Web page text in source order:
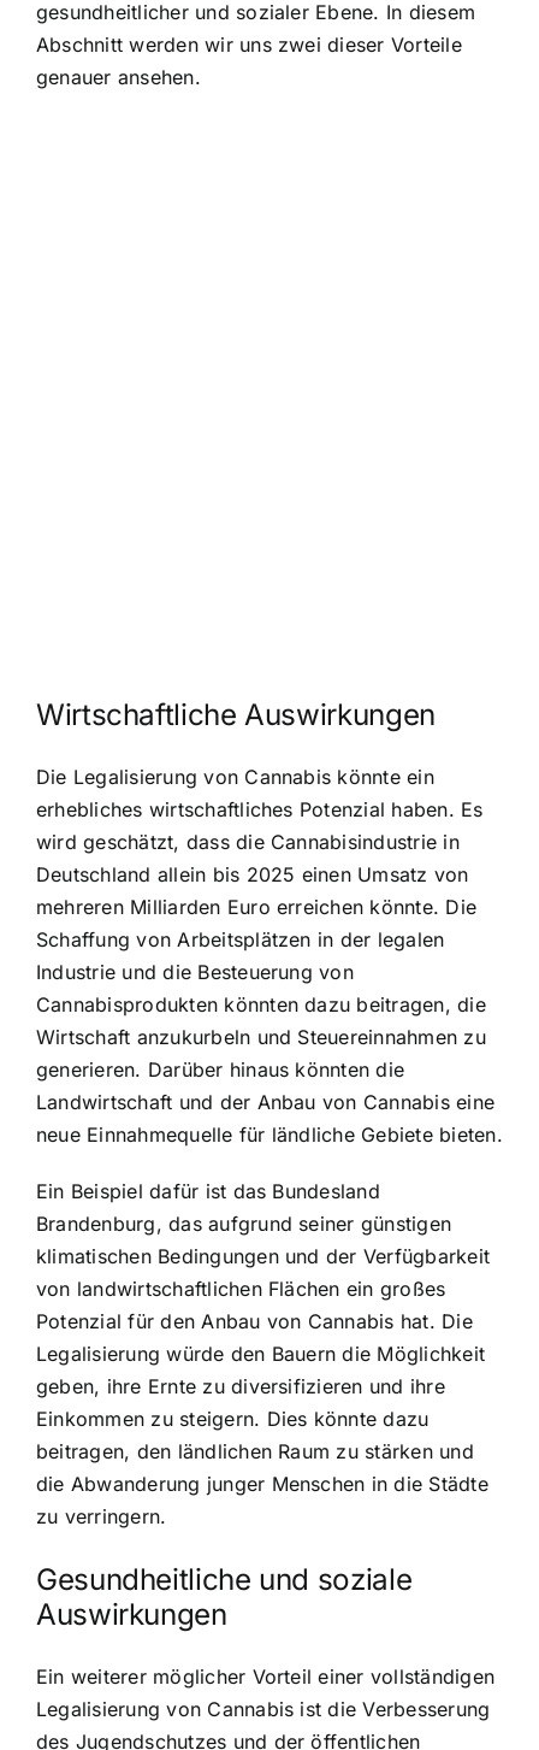
gesundheitlicher und sozialer Ebene. In diesem
Abschnitt werden wir uns zwei dieser Vorteile
genauer ansehen.
Wirtschaftliche Auswirkungen
Die Legalisierung von Cannabis könnte ein
erhebliches wirtschaftliches Potenzial haben. Es
wird geschätzt, dass die Cannabisindustrie in
Deutschland allein bis 2025 einen Umsatz von
mehreren Milliarden Euro erreichen könnte. Die
Schaffung von Arbeitsplätzen in der legalen
Industrie und die Besteuerung von
Cannabisprodukten könnten dazu beitragen, die
Wirtschaft anzukurbeln und Steuereinnahmen zu
generieren. Darüber hinaus könnten die
Landwirtschaft und der Anbau von Cannabis eine
neue Einnahmequelle für ländliche Gebiete bieten.
Ein Beispiel dafür ist das Bundesland
Brandenburg, das aufgrund seiner günstigen
klimatischen Bedingungen und der Verfügbarkeit
von landwirtschaftlichen Flächen ein großes
Potenzial für den Anbau von Cannabis hat. Die
Legalisierung würde den Bauern die Möglichkeit
geben, ihre Ernte zu diversifizieren und ihre
Einkommen zu steigern. Dies könnte dazu
beitragen, den ländlichen Raum zu stärken und
die Abwanderung junger Menschen in die Städte
zu verringern.
Gesundheitliche und soziale
Auswirkungen
Ein weiterer möglicher Vorteil einer vollständigen
Legalisierung von Cannabis ist die Verbesserung
des Jugendschutzes und der öffentlichen